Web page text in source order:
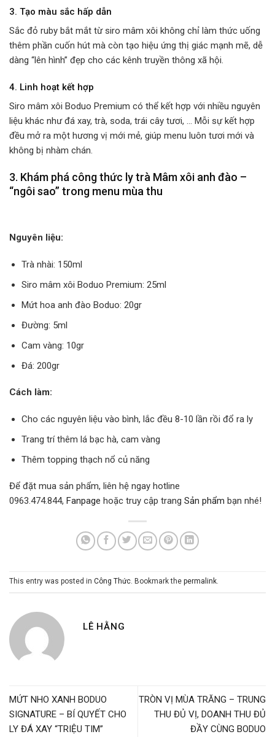
3. Tạo màu sắc hấp dẫn
Sắc đỏ ruby bắt mắt từ siro mâm xôi không chỉ làm thức uống
thêm phần cuốn hút mà còn tạo hiệu ứng thị giác mạnh mẽ, dễ
dàng “lên hình” đẹp cho các kênh truyền thông xã hội.
4. Linh hoạt kết hợp
Siro mâm xôi Boduo Premium có thể kết hợp với nhiều nguyên
liệu khác như đá xay, trà, soda, trái cây tươi, … Mỗi sự kết hợp
đều mở ra một hương vị mới mẻ, giúp menu luôn tươi mới và
không bị nhàm chán.
3. Khám phá công thức ly trà Mâm xôi anh đào –
“ngôi sao” trong menu mùa thu
Nguyên liệu:
Trà nhài: 150ml
Siro mâm xôi Boduo Premium: 25ml
Mứt hoa anh đào Boduo: 20gr
Đường: 5ml
Cam vàng: 10gr
Đá: 200gr
Cách làm:
Cho các nguyên liệu vào bình, lắc đều 8-10 lần rồi đổ ra ly
Trang trí thêm lá bạc hà, cam vàng
Thêm topping thạch nổ củ năng
Để đặt mua sản phẩm, liên hệ ngay hotline
0963.474.844, Fanpage hoặc truy cập trang Sản phẩm bạn nhé!
This entry was posted in Công Thức. Bookmark the permalink.
LÊ HẰNG
MỨT NHO XANH BODUO
SIGNATURE – BÍ QUYẾT CHO
LY ĐÁ XAY “TRIỆU TIM”
TRÒN VỊ MÙA TRĂNG – TRUNG
THU ĐỦ VỊ, DOANH THU ĐỦ
ĐẦY CÙNG BODUO